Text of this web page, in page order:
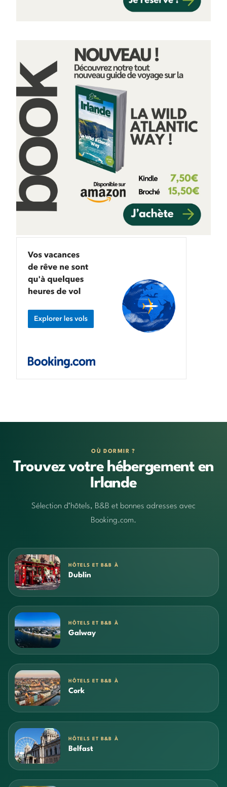
OÙ DORMIR ?
Trouvez votre hébergement en
Irlande
Sélection d’hôtels, B&B et bonnes adresses avec
Booking.com.
HÔTELS ET B&B À
Dublin
HÔTELS ET B&B À
Galway
HÔTELS ET B&B À
Cork
HÔTELS ET B&B À
Belfast